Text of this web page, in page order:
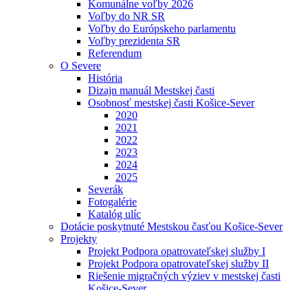
Komunálne voľby 2026
Voľby do NR SR
Voľby do Európskeho parlamentu
Voľby prezidenta SR
Referendum
O Severe
História
Dizajn manuál Mestskej časti
Osobnosť mestskej časti Košice-Sever
2020
2021
2022
2023
2024
2025
Severák
Fotogalérie
Katalóg ulíc
Dotácie poskytnuté Mestskou časťou Košice-Sever
Projekty
Projekt Podpora opatrovateľskej služby I
Projekt Podpora opatrovateľskej služby II
Riešenie migračných výziev v mestskej časti